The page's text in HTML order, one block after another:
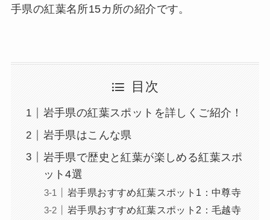
手県の紅葉名所15カ所の紹介です。
目次
岩手県の紅葉スポットを詳しくご紹介！
岩手県はこんな県
岩手県で歴史と紅葉が楽しめる紅葉スポ
ット4選
岩手県おすすめ紅葉スポット1：中尊寺
岩手県おすすめ紅葉スポット2：毛越寺